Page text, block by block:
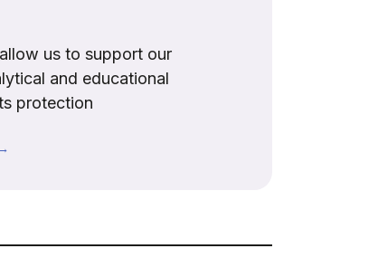
us to support our
and educational
protection